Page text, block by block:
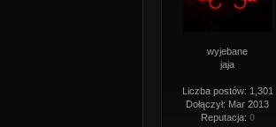
wyjebane
jaja
Liczba postów: 1,301
Dołączył: Mar 2013
Reputacja: 0